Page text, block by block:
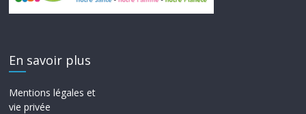
En savoir plus
Mentions légales et
vie privée